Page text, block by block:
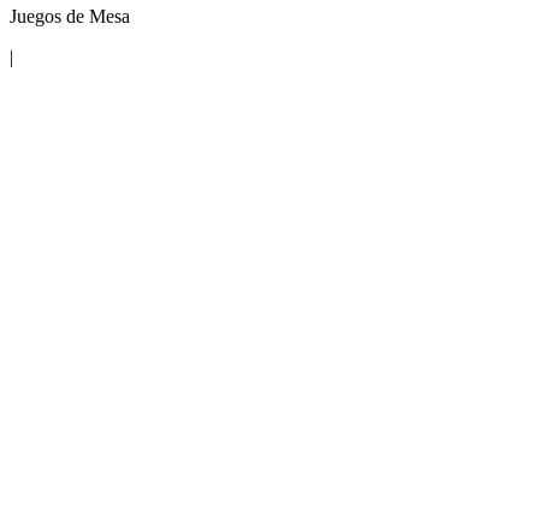
Juegos de Mesa
|